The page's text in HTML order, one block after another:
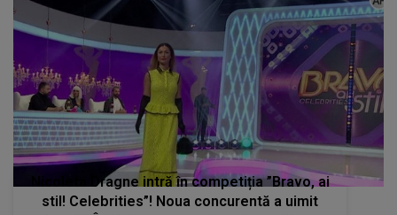
Nicoleta Dragne intră în competiția ”Bravo, ai
stil! Celebrities”! Noua concurentă a uimit